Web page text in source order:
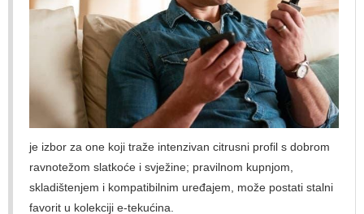
je izbor za one koji traže intenzivan citrusni profil s dobrom
ravnotežom slatkoće i svježine; pravilnom kupnjom,
skladištenjem i kompatibilnim uređajem, može postati stalni
favorit u kolekciji e-tekućina.